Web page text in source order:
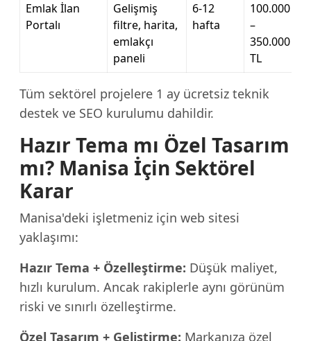
Emlak İlan
Portalı
Gelişmiş
filtre, harita,
emlakçı
paneli
6-12
hafta
100.000
–
350.000
TL
Tüm sektörel projelere 1 ay ücretsiz teknik
destek ve SEO kurulumu dahildir.
Hazır Tema mı Özel Tasarım
mı? Manisa İçin Sektörel
Karar
Manisa'deki işletmeniz için web sitesi
yaklaşımı:
Hazır Tema + Özelleştirme: Düşük maliyet,
hızlı kurulum. Ancak rakiplerle aynı görünüm
riski ve sınırlı özelleştirme.
Özel Tasarım + Geliştirme: Markanıza özel